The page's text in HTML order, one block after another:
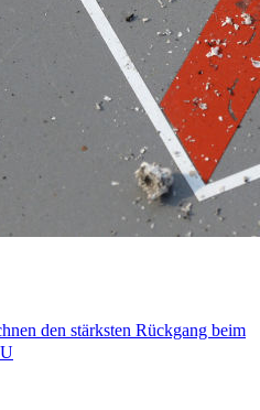
den stärksten Rückgang beim